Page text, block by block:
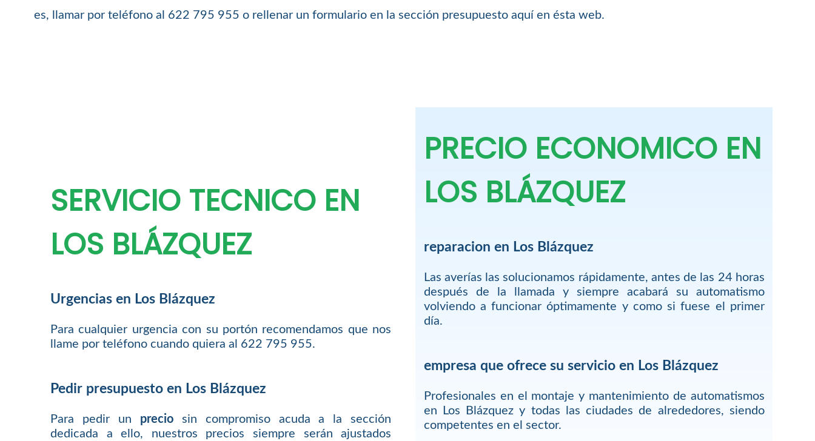
es, llamar por teléfono al 622 795 955 o rellenar un formulario en la sección presupuesto aquí en ésta web.
SERVICIO TECNICO EN
LOS BLÁZQUEZ
Urgencias en Los Blázquez
Para cualquier urgencia con su portón recomendamos que nos
llame por teléfono cuando quiera al 622 795 955.
Pedir presupuesto en Los Blázquez
Para pedir un preciosin compromiso acuda a la sección
dedicada a ello, nuestros precios siempre serán ajustados
PRECIO ECONOMICO EN
LOS BLÁZQUEZ
reparacion en Los Blázquez
Las averías las solucionamos rápidamente, antes de las 24 horas
después de la llamada y siempre acabará su automatismo
volviendo a funcionar óptimamente y como si fuese el primer
día.
empresa que ofrece su servicio en Los Blázquez
Profesionales en el montaje y mantenimiento de automatismos
en Los Blázquez y todas las ciudades de alrededores, siendo
competentes en el sector.